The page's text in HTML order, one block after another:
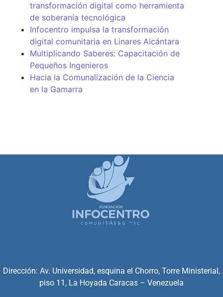
transformación digital como herramienta
de soberanía tecnológica
Infocentro impulsa la transformación
digital comunitaria en Linares Alcántara
Multiplicando Saberes: Capacitación de
Pequeños Ingenieros
Hacia la Comunalización de la Ciencia
en la Gamarra
Dirección: Av. Universidad, esquina el Chorro, Torre Ministerial,
piso 11, La Hoyada Caracas – Venezuela